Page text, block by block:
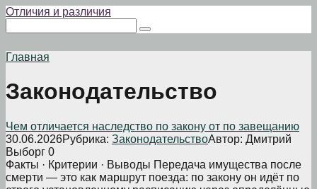
Перейти
контенту
Отличия и различия
Главная
Законодательство
Чем отличается наследство по закону от по завещанию
30.06.2026Рубрика: ЗаконодательствоАвтор: Дмитрий
Выборг 0
Факты · Критерии · Выводы Передача имущества после
смерти — это как маршрут поезда: по закону он идёт по